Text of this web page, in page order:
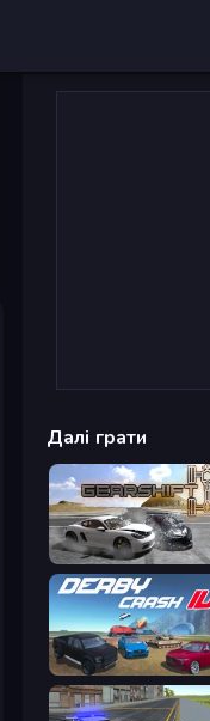
Далі грати
Gearshift One
Derby Crash 4